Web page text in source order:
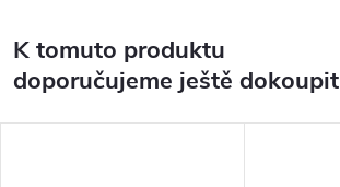
K tomuto produktu
doporučujeme ještě dokoupit